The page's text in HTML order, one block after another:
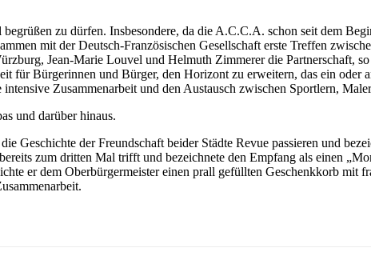
zu dürfen. Insbesondere, da die A.C.C.A. schon seit dem
mit der Deutsch-Französischen Gesellschaft erste Treffen
Jean-Marie Louvel und Helmuth Zimmerer die Partnerschaft, so
für Bürgerinnen und Bürger, den Horizont zu erweitern, das ein oder
Zusammenarbeit und den Austausch zwischen Sportlern,
und darüber hinaus.
der Freundschaft beider Städte Revue passieren und
zum dritten Mal trifft und bezeichnete den Empfang als einen
er dem Oberbürgermeister einen prall gefüllten Geschenkkorb mit